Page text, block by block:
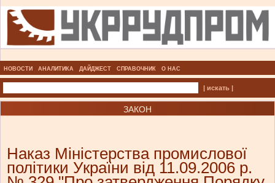
НОВОСТИ АНАЛИТИКА ДАЙДЖЕСТ СПРАВОЧНИК О НАС
| искать |
ЗАКОН
Наказ Міністерства промислової
політики України від 11.09.2006 р.